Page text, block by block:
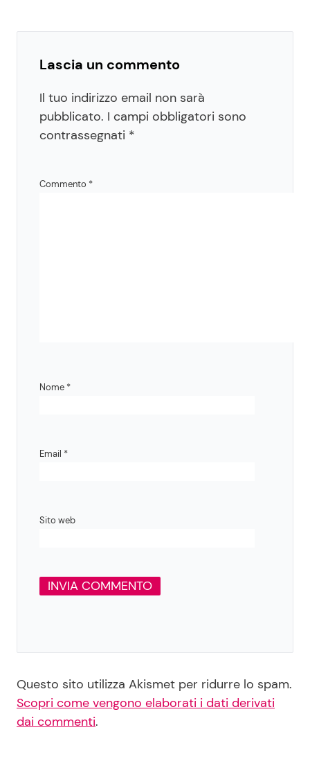
Lascia un commento
Il tuo indirizzo email non sarà
pubblicato. I campi obbligatori sono
contrassegnati *
Commento *
Nome *
Email *
Sito web
Questo sito utilizza Akismet per ridurre lo spam.
Scopri come vengono elaborati i dati derivati
dai commenti.